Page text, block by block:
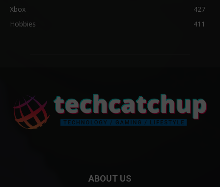
Xbox
427
Hobbies
411
ABOUT US